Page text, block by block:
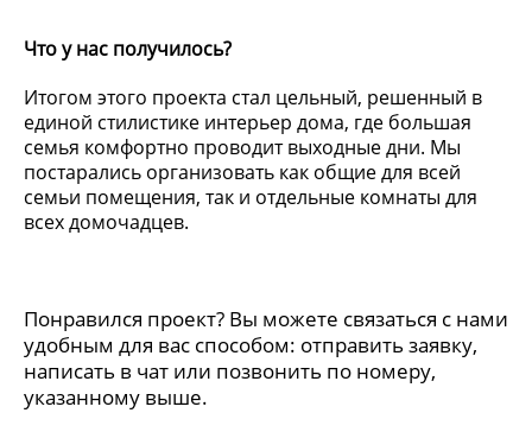
Что у нас получилось?
Итогом этого проекта стал цельный, решенный в
единой стилистике интерьер дома, где большая
семья комфортно проводит выходные дни. Мы
постарались организовать как общие для всей
семьи помещения, так и отдельные комнаты для
всех домочадцев.
Понравился проект? Вы можете связаться с нами
удобным для вас способом: отправить заявку,
написать в чат или позвонить по номеру,
указанному выше.